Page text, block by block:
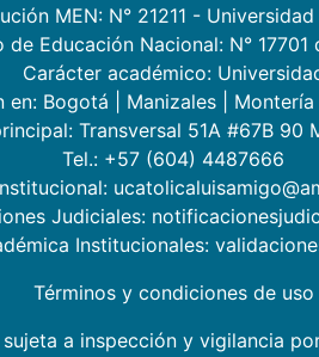
MEN: N° 21211 -
de Educación Nacional: N°
Carácter académico:
en: Bogotá Manizales Montería
Transversal 51A #67B 90
Tel.: +57 (604) 4487666
Judiciales:
Institucionales:
Términos y condiciones de uso
a inspección y vigilancia